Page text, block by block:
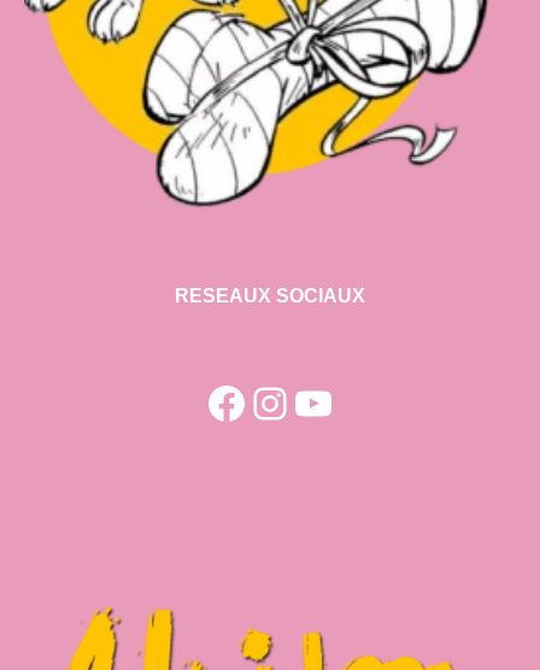
RESEAUX SOCIAUX
Facebook
Instagram
YouTube